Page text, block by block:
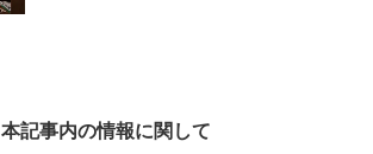
本記事内の情報に関して